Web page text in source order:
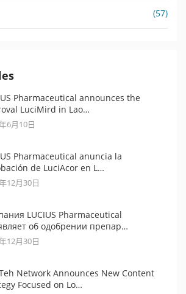
(57)
Pharmaceutical announces the
LuciMird in Lao…
6月10日
Pharmaceutical anuncia la
de LuciAcor en L…
12月30日
LUCIUS Pharmaceutical
об одобрении препар…
12月30日
Network Announces New Content
Focused on Lo…